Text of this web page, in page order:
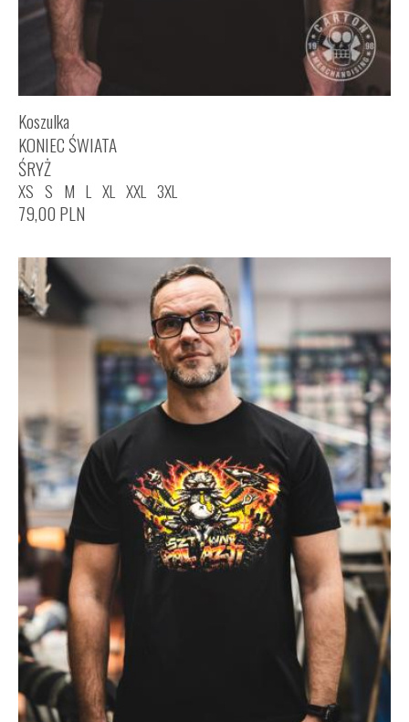
Koszulka
KONIEC ŚWIATA
ŚRYŻ
XS S M L XL XXL 3XL
79,00 PLN